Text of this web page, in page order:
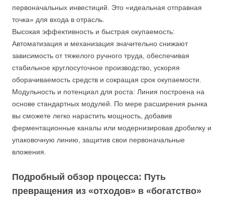
первоначальных инвестиций. Это «идеальная отправная
точка» для входа в отрасль.
Высокая эффективность и быстрая окупаемость:
Автоматизация и механизация значительно снижают
зависимость от тяжелого ручного труда, обеспечивая
стабильное круглосуточное производство, ускоряя
оборачиваемость средств и сокращая срок окупаемости.
Модульность и потенциал для роста: Линия построена на
основе стандартных модулей. По мере расширения рынка
вы сможете легко нарастить мощность, добавив
ферментационные каналы или модернизировав дробилку и
упаковочную линию, защитив свои первоначальные
вложения.
Подробный обзор процесса: Путь
превращения из «отходов» в «богатство»